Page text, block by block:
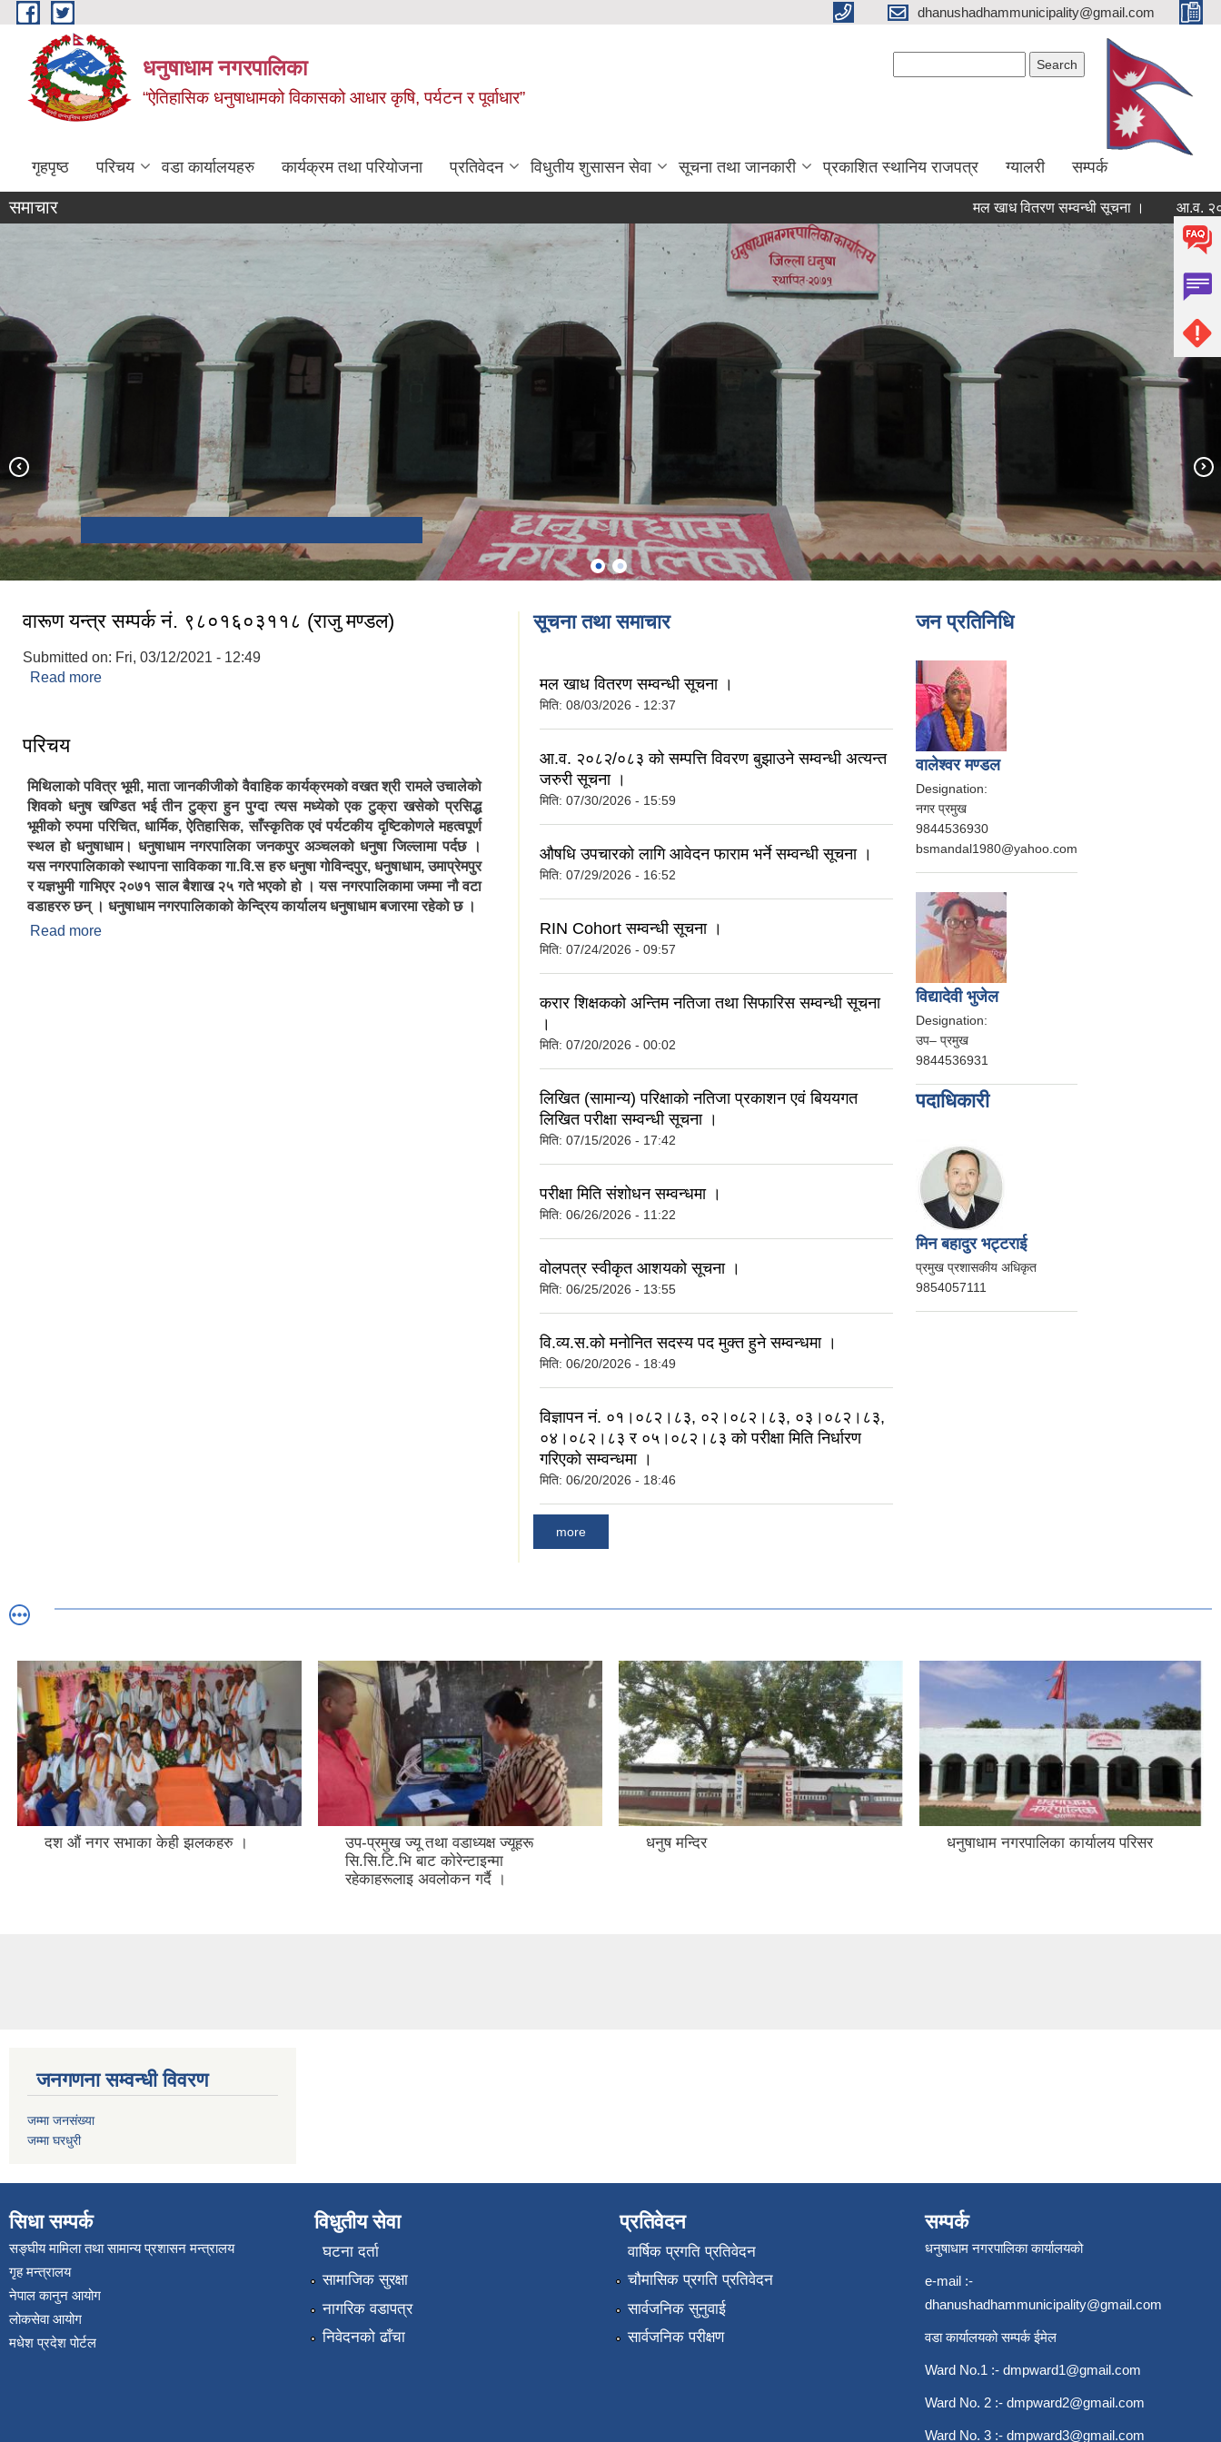
Skip to main content dhanushadhammunicipality@gmail.com
धनुषाधाम नगरपालिका
“ऐतिहासिक धनुषाधामको विकासको आधार कृषि, पर्यटन र पूर्वाधार”
गृहपृष्ठ परिचय वडा कार्यालयहरु कार्यक्रम तथा परियोजना प्रतिवेदन विधुतीय शुसासन सेवा सूचना तथा जानकारी प्रकाशित स्थानिय राजपत्र ग्यालरी सम्पर्क
समाचार मल खाध वितरण सम्वन्धी सूचना । आ.व. २०८२/
वारूण यन्त्र सम्पर्क नं. ९८०१६०३११८ (राजु मण्डल)
Submitted on: Fri, 03/12/2021 - 12:49
Read more
परिचय
मिथिलाको पवित्र भूमी, माता जानकीजीको वैवाहिक कार्यक्रमको वखत श्री रामले उचालेको
शिवको धनुष खण्डित भई तीन टुक्रा हुन पुग्दा त्यस मध्येको एक टुक्रा खसेको प्रसिद्ध
भूमीको रुपमा परिचित, धार्मिक, ऐतिहासिक, साँस्कृतिक एवं पर्यटकीय दृष्टिकोणले महत्वपूर्ण
स्थल हो धनुषाधाम। धनुषाधाम नगरपालिका जनकपुर अञ्चलको धनुषा जिल्लामा पर्दछ ।
यस नगरपालिकाको स्थापना साविकका गा‍.वि.स हरु धनुषा गोविन्दपुर, धनुषाधाम, उमाप्रेमपुर
र यज्ञभुमी गाभिएर २०७१ साल बैशाख २५ गते भएको हो । यस नगरपालिकामा जम्मा नौ वटा
वडाहररु छन् । धनुषाधाम नगरपालिकाको केन्द्रिय कार्यालय धनुषाधाम बजारमा रहेको छ ।
Read more
सूचना तथा समाचार
मल खाध वितरण सम्वन्धी सूचना ।
मिति: 08/03/2026 - 12:37
आ.व. २०८२/०८३ को सम्पत्ति विवरण बुझाउने सम्वन्धी अत्यन्त
जरुरी सूचना ।
मिति: 07/30/2026 - 15:59
औषधि उपचारको लागि आवेदन फाराम भर्ने सम्वन्धी सूचना ।
मिति: 07/29/2026 - 16:52
RIN Cohort सम्वन्धी सूचना ।
मिति: 07/24/2026 - 09:57
करार शिक्षकको अन्तिम नतिजा तथा सिफारिस सम्वन्धी सूचना
।
मिति: 07/20/2026 - 00:02
लिखित (सामान्य) परिक्षाको नतिजा प्रकाशन एवं बिययगत
लिखित परीक्षा सम्वन्धी सूचना ।
मिति: 07/15/2026 - 17:42
परीक्षा मिति संशोधन सम्वन्धमा ।
मिति: 06/26/2026 - 11:22
वोलपत्र स्वीकृत आशयको सूचना ।
मिति: 06/25/2026 - 13:55
वि.व्य.स.को मनोनित सदस्य पद मुक्त हुने सम्वन्धमा ।
मिति: 06/20/2026 - 18:49
विज्ञापन नं. ०१।०८२।८३, ०२।०८२।८३, ०३।०८२।८३,
०४।०८२।८३ र ०५।०८२।८३ को परीक्षा मिति निर्धारण
गरिएको सम्वन्धमा ।
मिति: 06/20/2026 - 18:46
more
जन प्रतिनिधि
वालेश्वर मण्डल
Designation:
नगर प्रमुख
9844536930
bsmandal1980@yahoo.com
विद्यादेवी भुजेल
Designation:
उप– प्रमुख
9844536931
पदाधिकारी
मिन बहादुर भट्टराई
प्रमुख प्रशासकीय अधिकृत
9854057111
दश औं नगर सभाका केही झलकहरु ।
उप-प्रमुख ज्यू तथा वडाध्यक्ष ज्यूहरू
सि.सि.टि.भि बाट काेरेन्टाइन्मा
रहेकाहरूलाइ अवलोकन गर्दै ।
धनुष मन्दिर धनुषाधाम नगरपालिका कार्यालय परिसर
जनगणना सम्वन्धी विवरण
जम्मा जनसंख्या
जम्मा घरधुरी
सिधा सम्पर्क
सङ्घीय मामिला तथा सामान्य प्रशासन मन्त्रालय
गृह मन्त्रालय
नेपाल कानुन आयोग
लोकसेवा आयोग
मधेश प्रदेश पोर्टल
विधुतीय सेवा
घटना दर्ता
सामाजिक सुरक्षा
नागरिक वडापत्र
निवेदनको ढाँचा
प्रतिवेदन
वार्षिक प्रगति प्रतिवेदन
चौमासिक प्रगति प्रतिवेदन
सार्वजनिक सुनुवाई
सार्वजनिक परीक्षण
सम्पर्क
धनुषाधाम नगरपालिका कार्यालयको
e-mail :-
dhanushadhammunicipality@gmail.com
वडा कार्यालयको सम्पर्क ईमेल
Ward No.1 :- dmpward1@gmail.com
Ward No. 2 :- dmpward2@gmail.com
Ward No. 3 :- dmpward3@gmail.com